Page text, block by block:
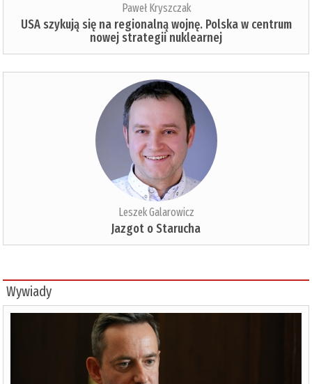
Paweł Kryszczak
USA szykują się na regionalną wojnę. Polska w centrum
nowej strategii nuklearnej
Leszek Galarowicz
Jazgot o Starucha
Wywiady